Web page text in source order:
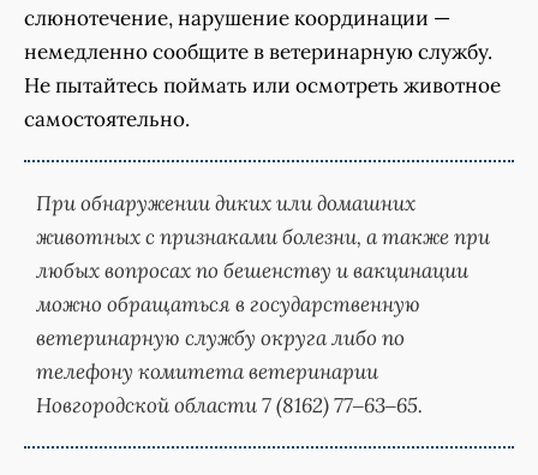
слюнотечение, нарушение координации —
немедленно сообщите в ветеринарную службу.
Не пытайтесь поймать или осмотреть животное
самостоятельно.
При обнаружении диких или домашних
животных с признаками болезни, а также при
любых вопросах по бешенству и вакцинации
можно обращаться в государственную
ветеринарную службу округа либо по
телефону комитета ветеринарии
Новгородской области 7 (8162) 77‒63‒65.